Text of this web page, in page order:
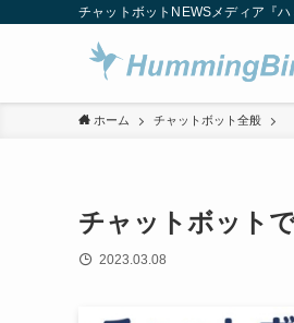
チャットボットNEWSメディア『ハ
ホーム チャットボット全般
チャットボット
2023.03.08